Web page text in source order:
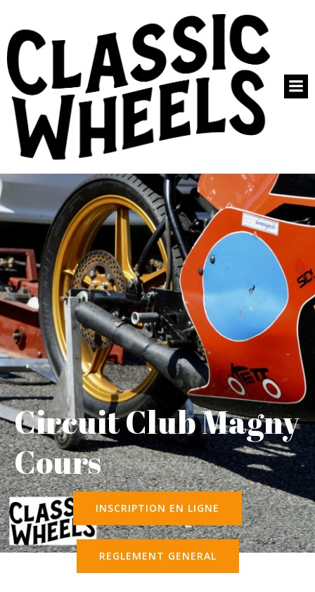
Circuit Club Magny
Cours
INSCRIPTION EN LIGNE
REGLEMENT GENERAL